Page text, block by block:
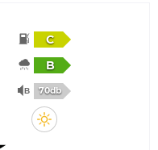
C
B
70db